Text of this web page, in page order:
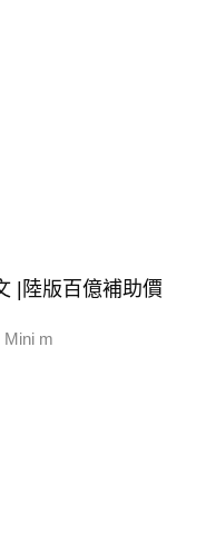
|陸版百億補助價
m